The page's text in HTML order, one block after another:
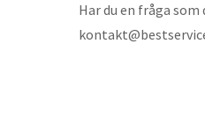
Har du en fråga